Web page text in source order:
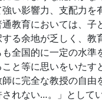
い影響力、支配力を
教育においては、子
る余地が乏しく、教
全国的に一定の水準
と等に思いをいたす
に完全な教授の自由
れない…。」としてい